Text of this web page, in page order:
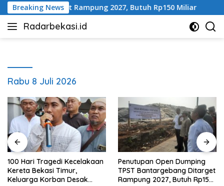
Langsung
ke
konten
Breaking News
Ditarget Rampung 2027, Butuh Rp150 Miliar
Radarbekasi.id
Berita
Rabu 8 Juli 2026
100 Hari Tragedi Kecelakaan
Kereta Bekasi Timur,
Keluarga Korban Desak
Penutupan Open Dumping
TPST Bantargebang Ditarget
Rampung 2027, Butuh Rp150